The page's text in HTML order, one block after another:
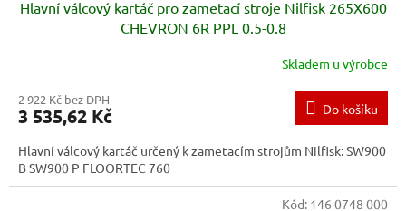
Hlavní válcový kartáč pro zametací stroje Nilfisk 265X600
CHEVRON 6R PPL 0.5-0.8
Skladem u výrobce
2 922 Kč bez DPH
3 535,62 Kč Do košíku
Hlavní válcový kartáč určený k zametacím strojům Nilfisk: SW900
B SW900 P FLOORTEC 760
Kód: 146 0748 000